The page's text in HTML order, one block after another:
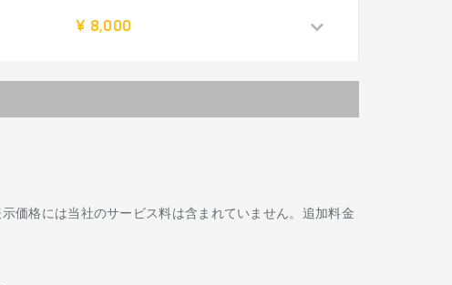
¥ 8,000
価格には当社のサービス料は含まれていません。追加料金